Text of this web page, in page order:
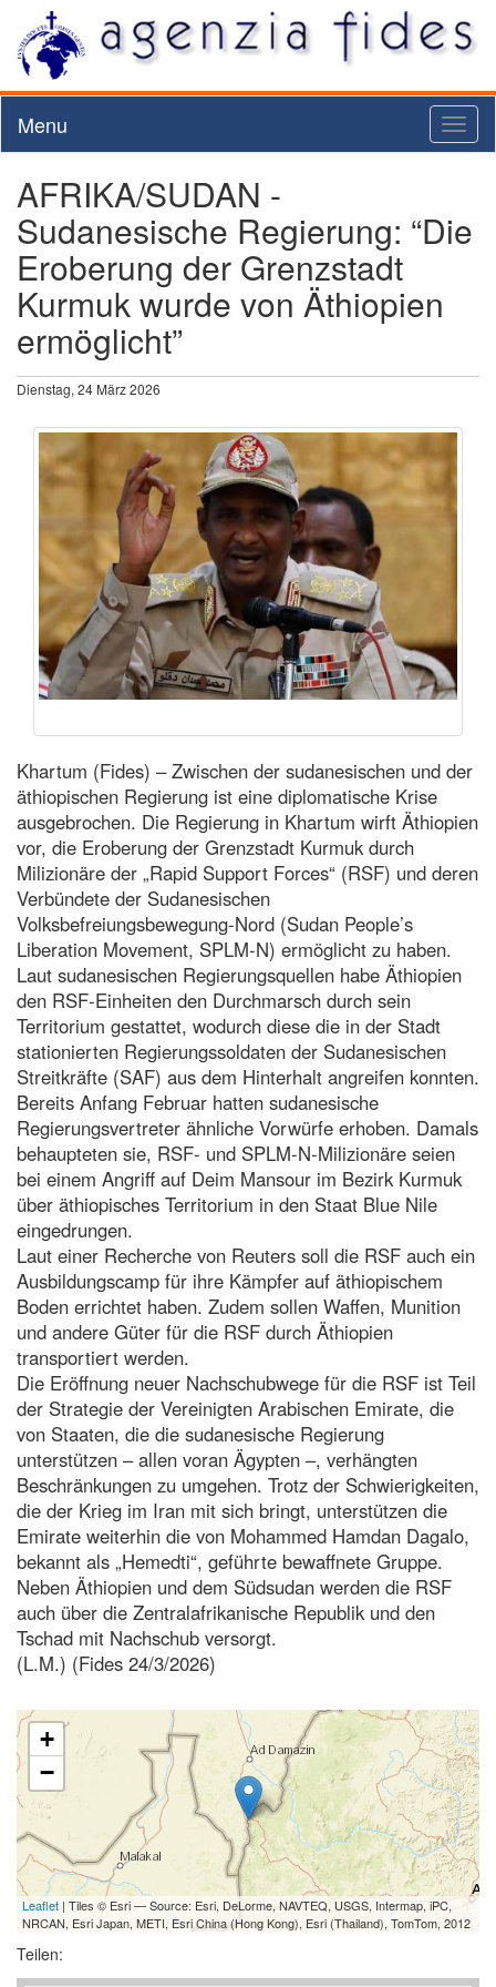
Menu
AFRIKA/SUDAN -
Sudanesische Regierung: “Die
Eroberung der Grenzstadt
Kurmuk wurde von Äthiopien
ermöglicht”
Dienstag, 24 März 2026
Khartum (Fides) – Zwischen der sudanesischen und der
äthiopischen Regierung ist eine diplomatische Krise
ausgebrochen. Die Regierung in Khartum wirft Äthiopien
vor, die Eroberung der Grenzstadt Kurmuk durch
Milizionäre der „Rapid Support Forces“ (RSF) und deren
Verbündete der Sudanesischen
Volksbefreiungsbewegung-Nord (Sudan People’s
Liberation Movement, SPLM-N) ermöglicht zu haben.
Laut sudanesischen Regierungsquellen habe Äthiopien
den RSF-Einheiten den Durchmarsch durch sein
Territorium gestattet, wodurch diese die in der Stadt
stationierten Regierungssoldaten der Sudanesischen
Streitkräfte (SAF) aus dem Hinterhalt angreifen konnten.
Bereits Anfang Februar hatten sudanesische
Regierungsvertreter ähnliche Vorwürfe erhoben. Damals
behaupteten sie, RSF- und SPLM-N-Milizionäre seien
bei einem Angriff auf Deim Mansour im Bezirk Kurmuk
über äthiopisches Territorium in den Staat Blue Nile
eingedrungen.
Laut einer Recherche von Reuters soll die RSF auch ein
Ausbildungscamp für ihre Kämpfer auf äthiopischem
Boden errichtet haben. Zudem sollen Waffen, Munition
und andere Güter für die RSF durch Äthiopien
transportiert werden.
Die Eröffnung neuer Nachschubwege für die RSF ist Teil
der Strategie der Vereinigten Arabischen Emirate, die
von Staaten, die die sudanesische Regierung
unterstützen – allen voran Ägypten –, verhängten
Beschränkungen zu umgehen. Trotz der Schwierigkeiten,
die der Krieg im Iran mit sich bringt, unterstützen die
Emirate weiterhin die von Mohammed Hamdan Dagalo,
bekannt als „Hemedti“, geführte bewaffnete Gruppe.
Neben Äthiopien und dem Südsudan werden die RSF
auch über die Zentralafrikanische Republik und den
Tschad mit Nachschub versorgt.
(L.M.) (Fides 24/3/2026)
+
−
Leaflet | Tiles © Esri — Source: Esri, DeLorme, NAVTEQ, USGS, Intermap, iPC,
NRCAN, Esri Japan, METI, Esri China (Hong Kong), Esri (Thailand), TomTom, 2012
Teilen: